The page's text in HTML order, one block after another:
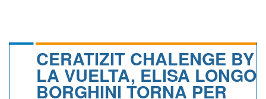
CALENDARIO
CERATIZIT CHALENGE BY
LA VUELTA, ELISA LONGO
BORGHINI TORNA PER